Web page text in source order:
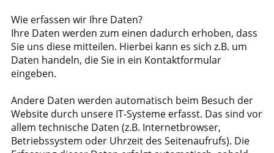
Wie erfassen wir Ihre Daten?
Ihre Daten werden zum einen dadurch erhoben, dass
Sie uns diese mitteilen. Hierbei kann es sich z.B. um
Daten handeln, die Sie in ein Kontaktformular
eingeben.
Andere Daten werden automatisch beim Besuch der
Website durch unsere IT-Systeme erfasst. Das sind vor
allem technische Daten (z.B. Internetbrowser,
Betriebssystem oder Uhrzeit des Seitenaufrufs). Die